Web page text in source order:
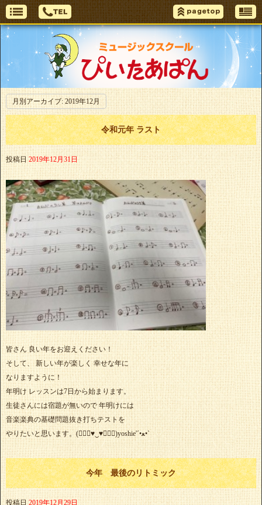
月別アーカイブ: 2019年12月
令和元年 ラスト
投稿日 2019年12月31日
皆さん 良い年をお迎えください！
そして、 新しい年が楽しく 幸せな年に
なりますように！
年明け レッスンは7日から始まります。
生徒さんには宿題が無いので 年明けには
音楽楽典の基礎問題抜き打ちテストを
やりたいと思います。(๑⃙⃘♥‿♥๑⃙⃘)yoshie'‎´•ﻌ•`
今年 最後のリトミック
投稿日 2019年12月29日